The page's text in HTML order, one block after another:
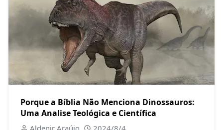
Porque a Bíblia Não Menciona Dinossauros:
Uma Analise Teológica e Científica